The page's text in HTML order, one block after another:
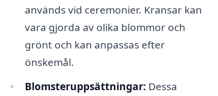
används vid ceremonier. Kransar kan
vara gjorda av olika blommor och
grönt och kan anpassas efter
önskemål.
Blomsteruppsättningar: Dessa